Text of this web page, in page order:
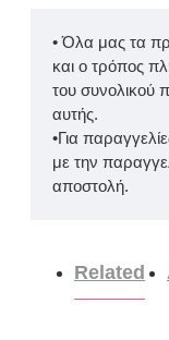
• Όλα μας τα
και ο τρόπος
του συνολικού
αυτής.
•Για
με την
αποστολή.
Related